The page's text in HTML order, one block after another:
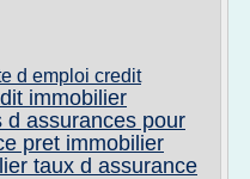
d emploi credit
immobilier
d assurances pour
pret immobilier
taux d assurance